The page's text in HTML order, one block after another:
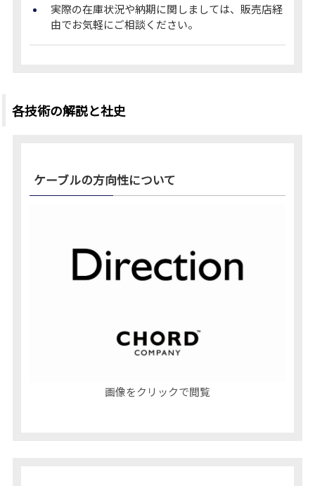
実際の在庫状況や納期に関しましては、販売店経
由でお気軽にご相談ください。
各技術の解説と社史
ケーブルの方向性について
画像をクリックで閲覧